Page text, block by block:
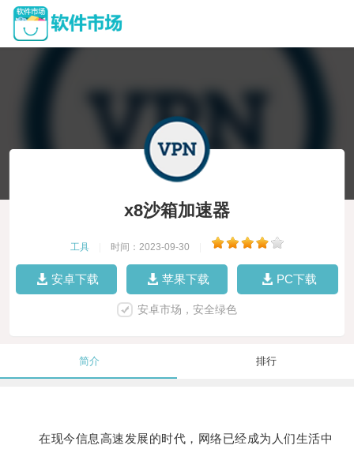
x8沙箱加速器
工具 时间：2023-09-30
安卓下载 苹果下载 PC下载
安卓市场，安全绿色
简介 排行
在现今信息高速发展的时代，网络已经成为人们生活中